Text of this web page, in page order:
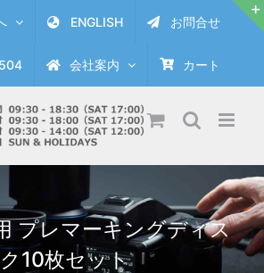
ENGLISH お問合せ
会社案内 カート
プレマーキングディス
ク10枚セット